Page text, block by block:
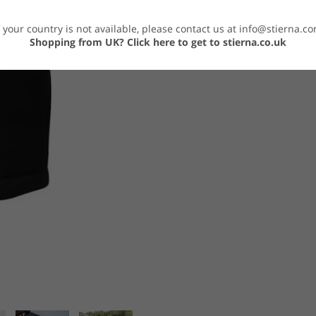
your country is not available, please contact us at
Shopping from UK? Click here to get to stierna.co.uk